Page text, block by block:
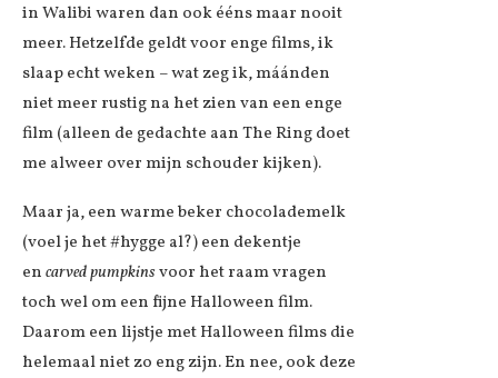
in Walibi waren dan ook ééns maar nooit
meer. Hetzelfde geldt voor enge films, ik
slaap echt weken – wat zeg ik, máánden
niet meer rustig na het zien van een enge
film (alleen de gedachte aan The Ring doet
me alweer over mijn schouder kijken).
Maar ja, een warme beker chocolademelk
(voel je het #hygge al?) een dekentje
encarved pumpkinsvoor het raam vragen
toch wel om een fijne Halloween film.
Daarom een lijstje met Halloween films die
helemaal niet zo eng zijn. En nee, ook deze